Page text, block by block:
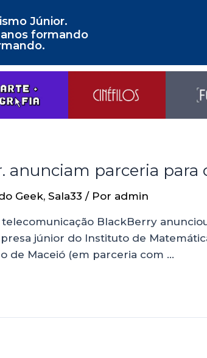
Júnior.
anos formando
anunciam parceria
Geek, Sala33 / Por admin
BlackBerry
júnior do Instituto de
de Maceió (em parceria com …